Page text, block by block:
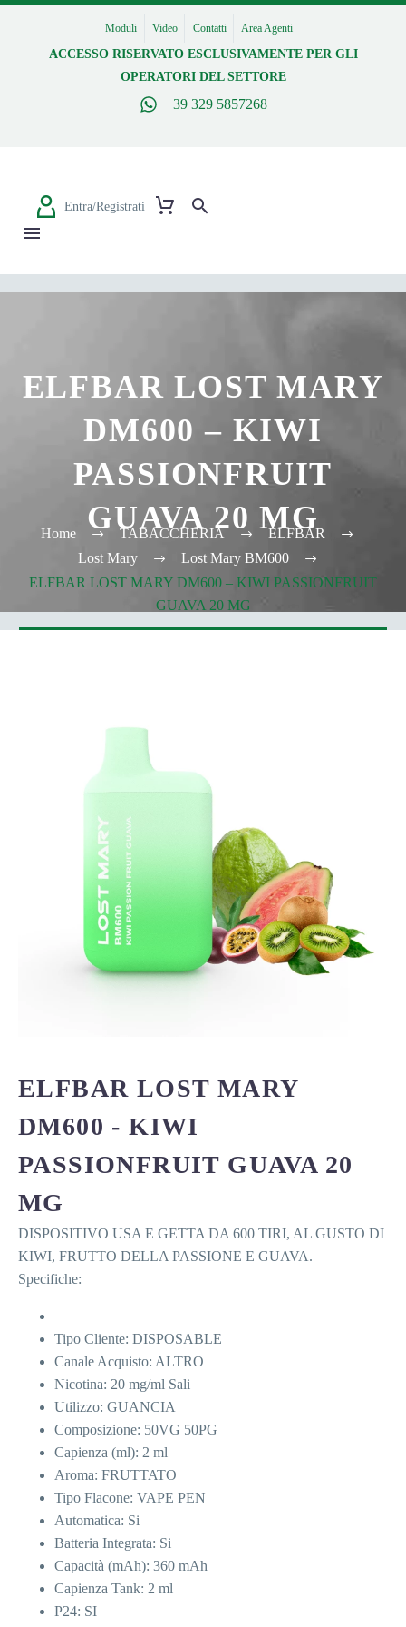
Moduli Video Contatti Area Agenti
ACCESSO RISERVATO ESCLUSIVAMENTE PER GLI
OPERATORI DEL SETTORE
+39 329 5857268
Entra/Registrati
ELFBAR LOST MARY
DM600 – KIWI
PASSIONFRUIT
GUAVA 20 MG
Home TABACCHERIA
ELFBAR
Lost Mary
Lost Mary BM600
ELFBAR LOST MARY DM600 – KIWI PASSIONFRUIT
GUAVA 20 MG
ELFBAR LOST MARY
DM600 - KIWI
PASSIONFRUIT GUAVA 20
MG
DISPOSITIVO USA E GETTA DA 600 TIRI, AL GUSTO DI
KIWI, FRUTTO DELLA PASSIONE E GUAVA.
Specifiche:
Tipo Cliente: DISPOSABLE
Canale Acquisto: ALTRO
Nicotina: 20 mg/ml Sali
Utilizzo: GUANCIA
Composizione: 50VG 50PG
Capienza (ml): 2 ml
Aroma: FRUTTATO
Tipo Flacone: VAPE PEN
Automatica: Si
Batteria Integrata: Si
Capacità (mAh): 360 mAh
Capienza Tank: 2 ml
P24: SI